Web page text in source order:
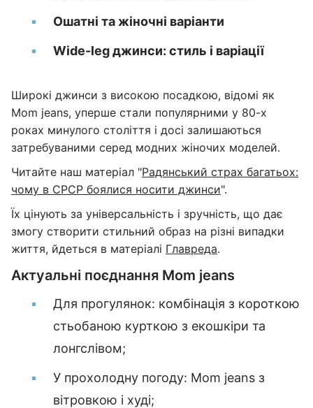
Ошатні та жіночні варіанти
Wide-leg джинси: стиль і варіації
Широкі джинси з високою посадкою, відомі як
Mom jeans, уперше стали популярними у 80-х
роках минулого століття і досі залишаються
затребуваними серед модних жіночих моделей.
Читайте наш матеріал "Радянський страх багатьох:
чому в СРСР боялися носити джинси".
Їх цінують за універсальність і зручність, що дає
змогу створити стильний образ на різні випадки
життя, йдеться в матеріалі Главреда.
Актуальні поєднання Mom jeans
Для прогулянок: комбінація з короткою
стьобаною курткою з екошкіри та
лонгслівом;
У прохолодну погоду: Mom jeans з
вітровкою і худі;